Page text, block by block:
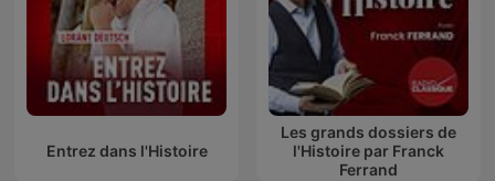
Entrez dans l'Histoire
Les grands dossiers de
l'Histoire par Franck
Ferrand